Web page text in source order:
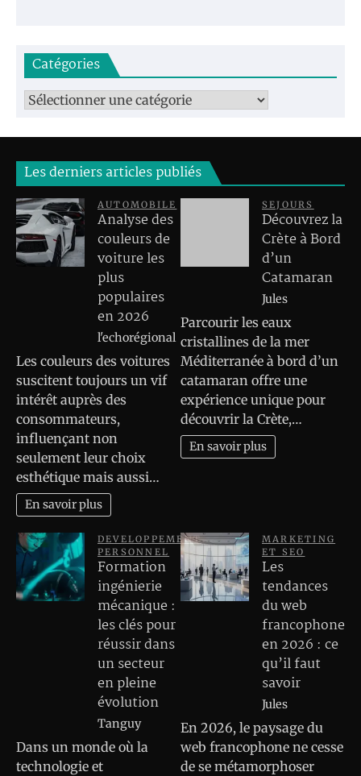
Catégories
Catégories
Les derniers articles publiés
AUTOMOBILE
Analyse des
couleurs de
voiture les
plus
populaires
en 2026
l'echorégional
Les couleurs des voitures
suscitent toujours un vif
intérêt auprès des
consommateurs,
influençant non
seulement leur choix
esthétique mais aussi…
En savoir plus
SEJOURS
Découvrez la
Crète à Bord
d’un
Catamaran
Jules
Parcourir les eaux
cristallines de la mer
Méditerranée à bord d’un
catamaran offre une
expérience unique pour
découvrir la Crète,…
En savoir plus
DEVELOPPEMENT
PERSONNEL
Formation
ingénierie
mécanique :
les clés pour
réussir dans
un secteur
en pleine
évolution
Tanguy
Dans un monde où la
technologie et
MARKETING
ET SEO
Les
tendances
du web
francophone
en 2026 : ce
qu’il faut
savoir
Jules
En 2026, le paysage du
web francophone ne cesse
de se métamorphoser